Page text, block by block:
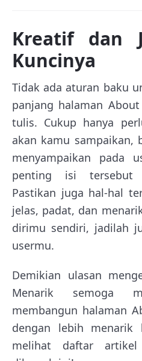
Kreatif dan
Kuncinya
Tidak ada aturan baku
panjang halaman
tulis. Cukup hanya
akan kamu sampaikan,
menyampaikan pada
penting isi tersebut
Pastikan juga hal-hal
jelas, padat, dan
dirimu sendiri, jadilah
usermu.
Demikian ulasan
Menarik semoga
membangun halaman
dengan lebih menarik
melihat daftar